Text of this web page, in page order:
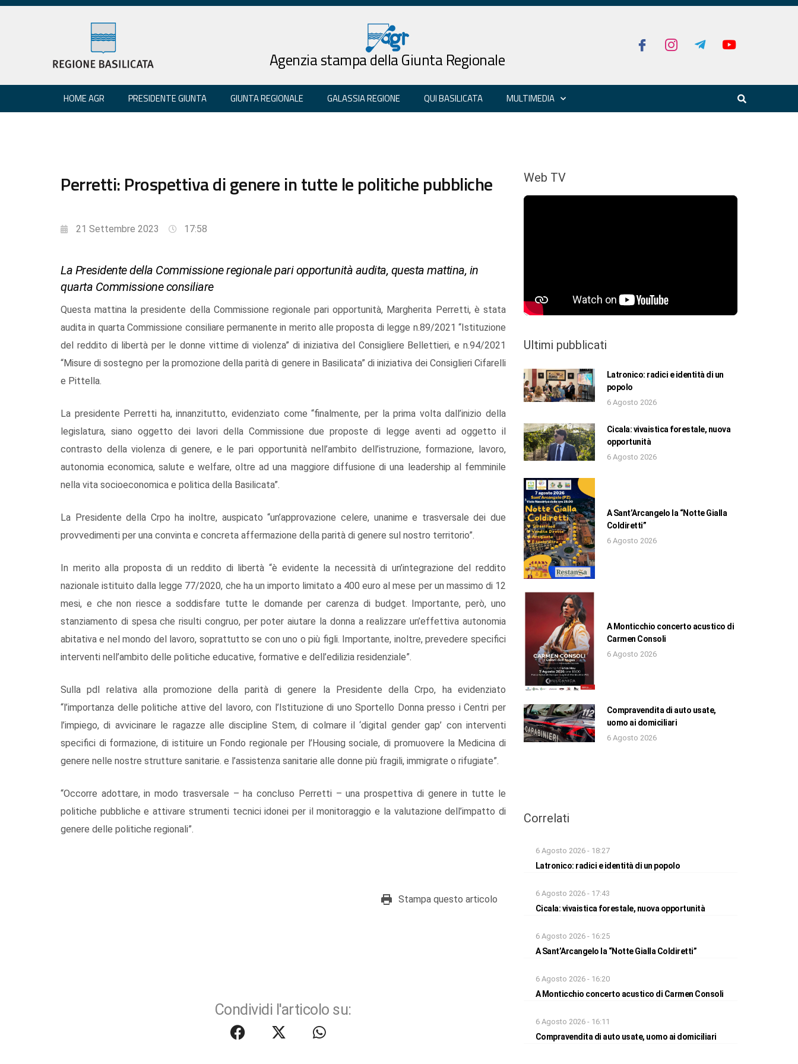
Agenzia stampa della Giunta Regionale
HOME AGR PRESIDENTE GIUNTA GIUNTA REGIONALE GALASSIA REGIONE QUI BASILICATA MULTIMEDIA
Perretti: Prospettiva di genere in tutte le politiche pubbliche
21 Settembre 2023 17:58
La Presidente della Commissione regionale pari opportunità audita, questa mattina, in
quarta Commissione consiliare
Questa mattina la presidente della Commissione regionale pari opportunità, Margherita Perretti, è stata
audita in quarta Commissione consiliare permanente in merito alle proposta di legge n.89/2021 “Istituzione
del reddito di libertà per le donne vittime di violenza” di iniziativa del Consigliere Bellettieri, e n.94/2021
“Misure di sostegno per la promozione della parità di genere in Basilicata” di iniziativa dei Consiglieri Cifarelli
e Pittella.
La presidente Perretti ha, innanzitutto, evidenziato come “finalmente, per la prima volta dall’inizio della
legislatura, siano oggetto dei lavori della Commissione due proposte di legge aventi ad oggetto il
contrasto della violenza di genere, e le pari opportunità nell’ambito dell’istruzione, formazione, lavoro,
autonomia economica, salute e welfare, oltre ad una maggiore diffusione di una leadership al femminile
nella vita socioeconomica e politica della Basilicata”.
La Presidente della Crpo ha inoltre, auspicato “un’approvazione celere, unanime e trasversale dei due
provvedimenti per una convinta e concreta affermazione della parità di genere sul nostro territorio”.
In merito alla proposta di un reddito di libertà “è evidente la necessità di un’integrazione del reddito
nazionale istituito dalla legge 77/2020, che ha un importo limitato a 400 euro al mese per un massimo di 12
mesi, e che non riesce a soddisfare tutte le domande per carenza di budget. Importante, però, uno
stanziamento di spesa che risulti congruo, per poter aiutare la donna a realizzare un’effettiva autonomia
abitativa e nel mondo del lavoro, soprattutto se con uno o più figli. Importante, inoltre, prevedere specifici
interventi nell’ambito delle politiche educative, formative e dell’edilizia residenziale”.
Sulla pdl relativa alla promozione della parità di genere la Presidente della Crpo, ha evidenziato
“l’importanza delle politiche attive del lavoro, con l’Istituzione di uno Sportello Donna presso i Centri per
l’impiego, di avvicinare le ragazze alle discipline Stem, di colmare il ‘digital gender gap’ con interventi
specifici di formazione, di istituire un Fondo regionale per l’Housing sociale, di promuovere la Medicina di
genere nelle nostre strutture sanitarie. e l’assistenza sanitarie alle donne più fragili, immigrate o rifugiate”.
“Occorre adottare, in modo trasversale – ha concluso Perretti – una prospettiva di genere in tutte le
politiche pubbliche e attivare strumenti tecnici idonei per il monitoraggio e la valutazione dell’impatto di
genere delle politiche regionali”.
Stampa questo articolo
Condividi l'articolo su:
Web TV
Ultimi pubblicati
Latronico: radici e identità di un
popolo
6 Agosto 2026
Cicala: vivaistica forestale, nuova
opportunità
6 Agosto 2026
A Sant’Arcangelo la “Notte Gialla
Coldiretti”
6 Agosto 2026
A Monticchio concerto acustico di
Carmen Consoli
6 Agosto 2026
Compravendita di auto usate,
uomo ai domiciliari
6 Agosto 2026
Correlati
6 Agosto 2026 - 18:27
Latronico: radici e identità di un popolo
6 Agosto 2026 - 17:43
Cicala: vivaistica forestale, nuova opportunità
6 Agosto 2026 - 16:25
A Sant’Arcangelo la “Notte Gialla Coldiretti”
6 Agosto 2026 - 16:20
A Monticchio concerto acustico di Carmen Consoli
6 Agosto 2026 - 16:11
Compravendita di auto usate, uomo ai domiciliari